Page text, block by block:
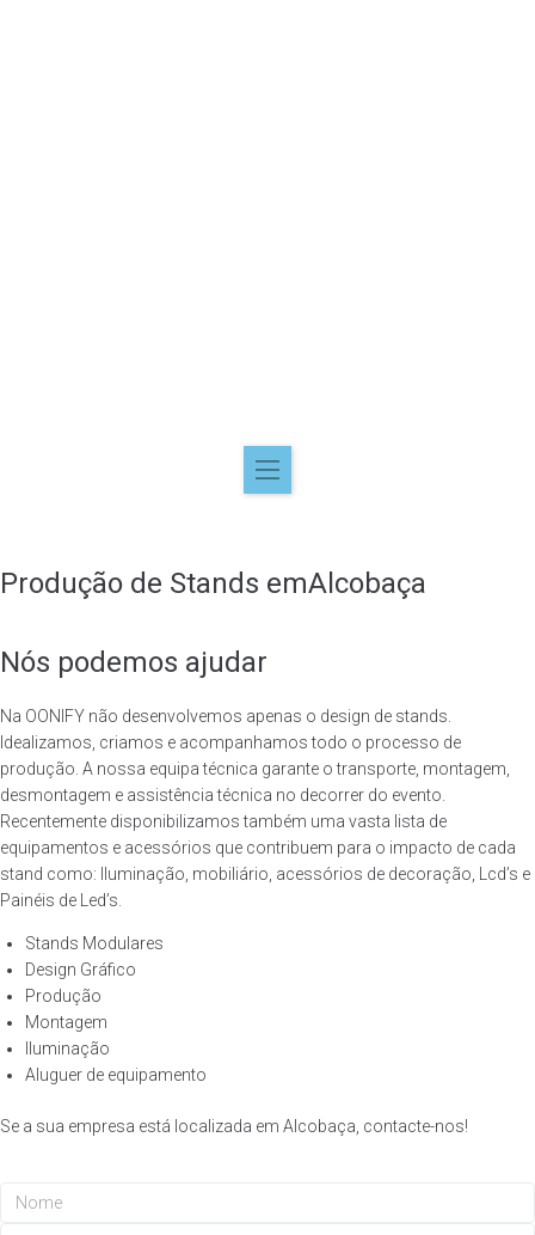
Produção de Stands emAlcobaça
Nós podemos ajudar
Na OONIFY não desenvolvemos apenas o design de stands.
Idealizamos, criamos e acompanhamos todo o processo de
produção. A nossa equipa técnica garante o transporte, montagem,
desmontagem e assistência técnica no decorrer do evento.
Recentemente disponibilizamos também uma vasta lista de
equipamentos e acessórios que contribuem para o impacto de cada
stand como: Iluminação, mobiliário, acessórios de decoração, Lcd’s e
Painéis de Led’s.
Stands Modulares
Design Gráfico
Produção
Montagem
Iluminação
Aluguer de equipamento
Se a sua empresa está localizada em Alcobaça, contacte-nos!